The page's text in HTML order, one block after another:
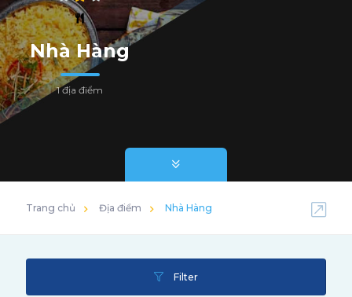
Nhà Hàng
1 địa điểm
Trang chủ Địa điểm Nhà Hàng
Filter